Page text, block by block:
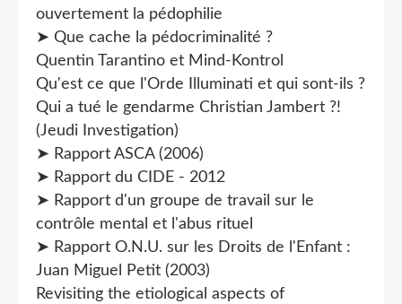
ouvertement la pédophilie
➤ Que cache la pédocriminalité ?
Quentin Tarantino et Mind-Kontrol
Qu'est ce que l'Orde Illuminati et qui sont-ils ?
Qui a tué le gendarme Christian Jambert ?!
(Jeudi Investigation)
➤ Rapport ASCA (2006)
➤ Rapport du CIDE - 2012
➤ Rapport d'un groupe de travail sur le
contrôle mental et l'abus rituel
➤ Rapport O.N.U. sur les Droits de l'Enfant :
Juan Miguel Petit (2003)
Revisiting the etiological aspects of